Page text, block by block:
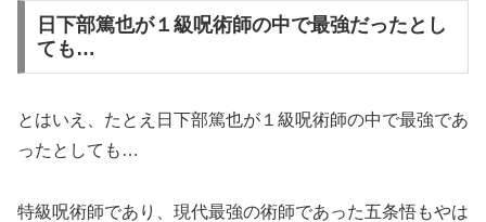
日下部篤也が１級呪術師の中で最強だったとし
ても…
とはいえ、たとえ日下部篤也が１級呪術師の中で最強であ
ったとしても…
特級呪術師であり、現代最強の術師であった五条悟もやは